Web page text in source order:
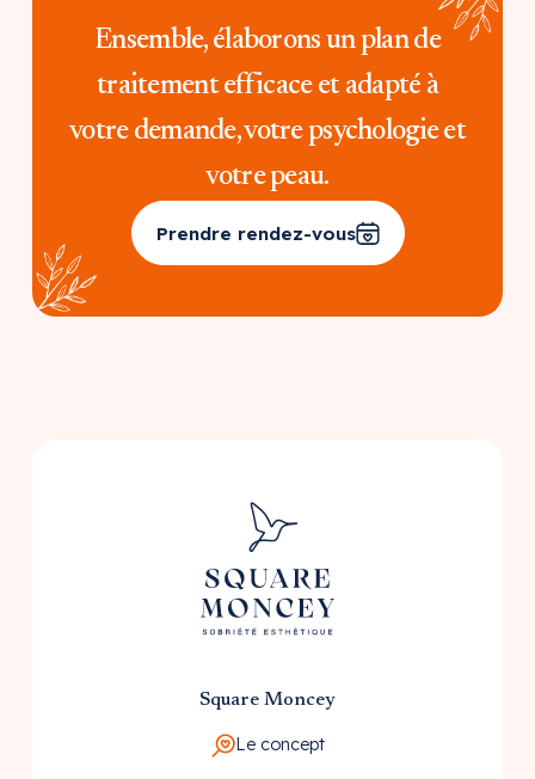
Ensemble, élaborons un plan de
traitement efficace et adapté à
votre demande, votre psychologie et
votre peau.
Prendre rendez-vous
Square Moncey
Le concept